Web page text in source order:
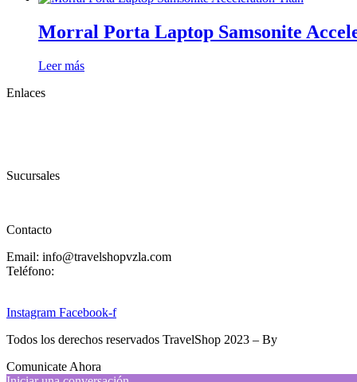
Morral Porta Laptop Samsonite
Leer más
Enlaces
Sucursales
Contacto
Email: info@travelshopvzla.com
Teléfono:
Instagram Facebook-f
Todos los derechos reservados TravelShop 2023 – By
Comunicate Ahora